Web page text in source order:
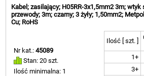
Kabel; zasilający; H05RR-3x1,5mm2 3m; wtyk
przewody; 3m; czarny; 3 żyły; 1,50mm2;
Cu; RoHS
Nr kat.:45089
Stan: 20 szt.
Ilość minimalna: 1
Ilość [ szt. ]
1+
3+